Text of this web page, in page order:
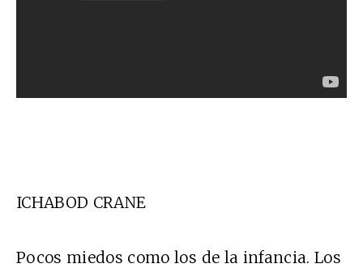
ICHABOD CRANE
Pocos miedos como los de la infancia. Los